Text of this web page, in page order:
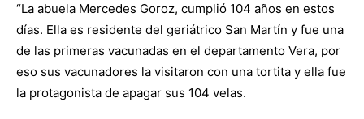
“La abuela Mercedes Goroz, cumplió 104 años en estos
días. Ella es residente del geriátrico San Martín y fue una
de las primeras vacunadas en el departamento Vera, por
eso sus vacunadores la visitaron con una tortita y ella fue
la protagonista de apagar sus 104 velas.